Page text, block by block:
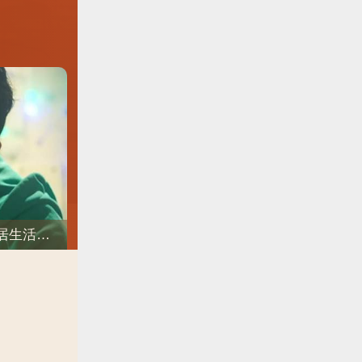
《低谷醫生》新預告/冤家的愛情開始萌芽！樸炯植❤樸信惠開啓「同居生活」互相共鳴、安慰~